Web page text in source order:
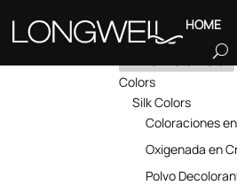
HOME
PRODUCTOS
Colors
Silk Colors
Coloraciones
Oxigenada en
Polvo